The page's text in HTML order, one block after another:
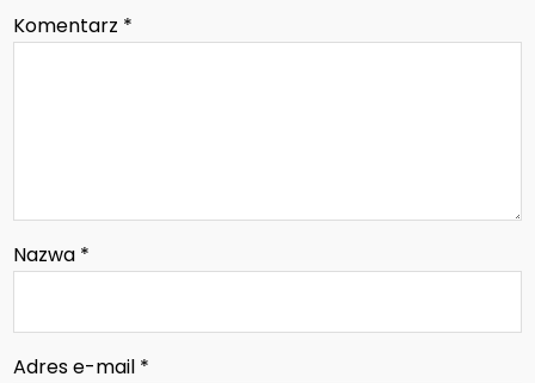
Komentarz *
Nazwa *
Adres e-mail *